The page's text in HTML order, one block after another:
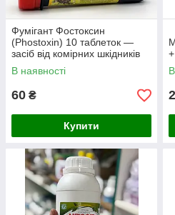
Фумігант Фостоксин
(Phostoxin) 10 таблеток —
засіб від комірних шкідників
та кротів
В наявності
60 ₴
Купити